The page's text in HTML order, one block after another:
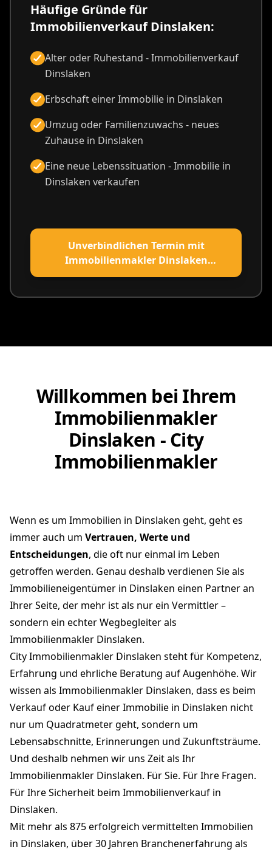
Häufige Gründe für
Immobilienverkauf Dinslaken:
Alter oder Ruhestand - Immobilienverkauf
Dinslaken
Erbschaft einer Immobilie in Dinslaken
Umzug oder Familienzuwachs - neues
Zuhause in Dinslaken
Eine neue Lebenssituation - Immobilie in
Dinslaken verkaufen
Unverbindlichen Termin mit
Immobilienmakler Dinslaken
vereinbaren
Willkommen bei Ihrem
Immobilienmakler
Dinslaken - City
Immobilienmakler
Wenn es um Immobilien in Dinslaken geht, geht es
immer auch um Vertrauen, Werte und
Entscheidungen, die oft nur einmal im Leben
getroffen werden. Genau deshalb verdienen Sie als
Immobilieneigentümer in Dinslaken einen Partner an
Ihrer Seite, der mehr ist als nur ein Vermittler –
sondern ein echter Wegbegleiter als
Immobilienmakler Dinslaken.
City Immobilienmakler Dinslaken steht für Kompetenz,
Erfahrung und ehrliche Beratung auf Augenhöhe. Wir
wissen als Immobilienmakler Dinslaken, dass es beim
Verkauf oder Kauf einer Immobilie in Dinslaken nicht
nur um Quadratmeter geht, sondern um
Lebensabschnitte, Erinnerungen und Zukunftsträume.
Und deshalb nehmen wir uns Zeit als Ihr
Immobilienmakler Dinslaken. Für Sie. Für Ihre Fragen.
Für Ihre Sicherheit beim Immobilienverkauf in
Dinslaken.
Mit mehr als 875 erfolgreich vermittelten Immobilien
in Dinslaken, über 30 Jahren Branchenerfahrung als